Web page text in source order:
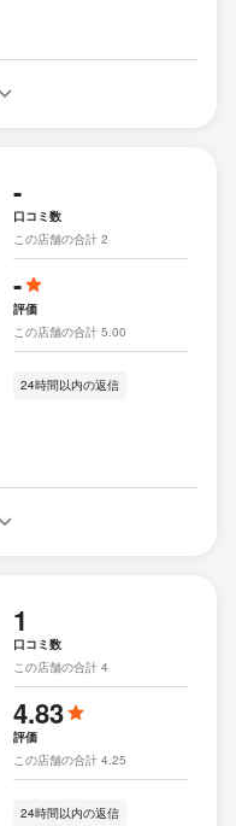
-
口コミ数
この店舗の合計 2
-
評価
この店舗の合計 5.00
24時間以内の返信
1
口コミ数
この店舗の合計 4
4.83
評価
この店舗の合計 4.25
24時間以内の返信